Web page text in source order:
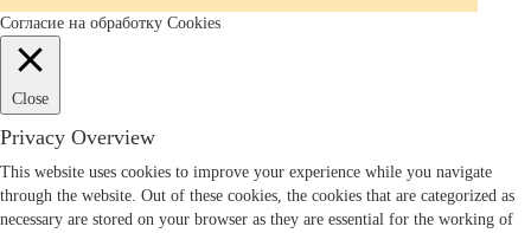
Согласие на обработку Cookies
Close
Privacy Overview
This website uses cookies to improve your experience while you navigate
through the website. Out of these cookies, the cookies that are categorized as
necessary are stored on your browser as they are essential for the working of